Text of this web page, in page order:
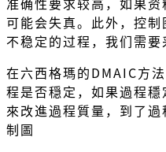
可能会失真。此外，控
不稳定的过程，我们需要
在六西格瑪的DMAIC方
程是否穏定，如果過程
來改進過程質量，到了
制圖